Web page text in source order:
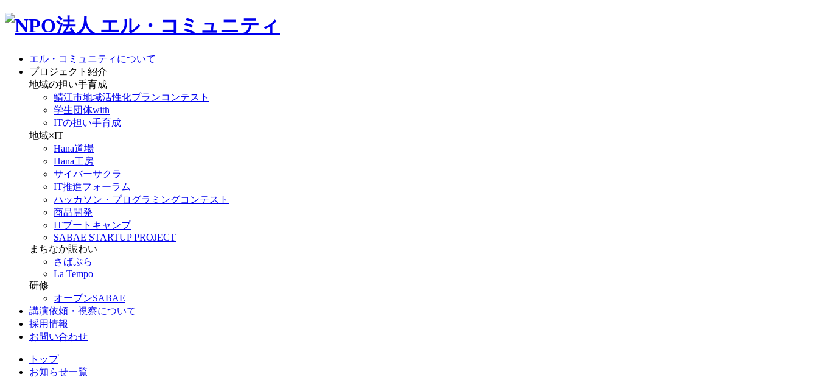
エル・コミュニティについて
プロジェクト紹介
地域の担い手育成
鯖江市地域活性化プランコンテスト
学生団体with
ITの担い手育成
地域×IT
Hana道場
Hana工房
サイバーサクラ
IT推進フォーラム
ハッカソン・プログラミングコンテスト
商品開発
ITブートキャンプ
SABAE STARTUP PROJECT
まちなか賑わい
さばぷら
La Tempo
研修
オープンSABAE
講演依頼・視察について
採用情報
お問い合わせ
トップ
お知らせ一覧